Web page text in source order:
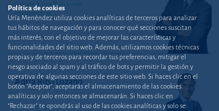
luis.vinuales@uria.com
+34934165156
Adrià Riba Lozano
COUNSEL
MADRID
adria.riba@uria.com
Política de cookies
Uría Menéndez utiliza cookies analíticas de terceros para analizar
tus hábitos de navegación y para conocer qué secciones suscitan
más interés, con el objetivo de mejorar las características y
funcionalidades del sitio web. Además, utilizamos cookies técnicas
propias y de terceros para recordar tus preferencias, mitigar el
riesgo asociado al spam y al tráfico de bots y permitir la gestión y
operativa de algunas secciones de este sitio web. Si haces clic en el
botón "Aceptar", aceptarás el almacenamiento de las cookies
analíticas y solo entonces se almacenarán. Si haces clic en
“Rechazar” te opondrás al uso de las cookies analíticas y solo se